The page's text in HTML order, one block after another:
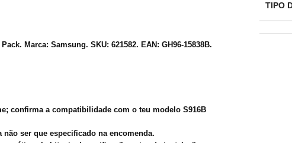
Marca: Samsung. SKU: 621582. EAN: GH96-15838B.
confirma a compatibilidade com o teu modelo S916B
ser que especificado na encomenda.
TIPO